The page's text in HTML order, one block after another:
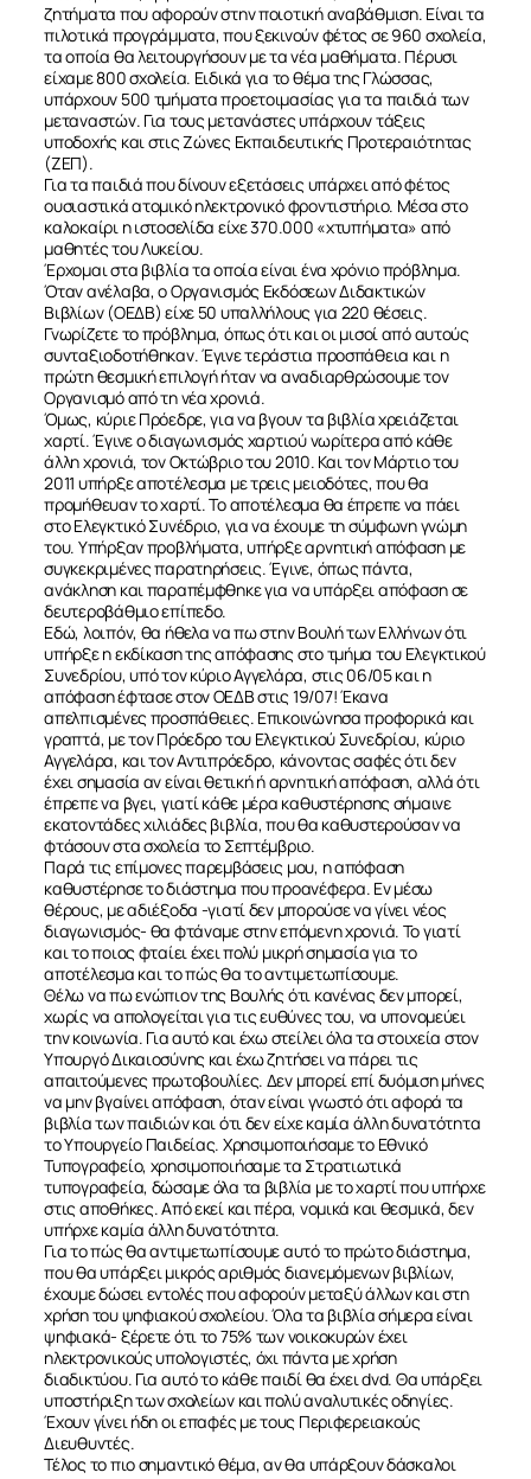
ζητήματα που αφορούν στην ποιοτική αναβάθμιση. Είναι τα
πιλοτικά προγράμματα, που ξεκινούν φέτος σε 960 σχολεία,
τα οποία θα λειτουργήσουν με τα νέα μαθήματα. Πέρυσι
είχαμε 800 σχολεία. Ειδικά για το θέμα της Γλώσσας,
υπάρχουν 500 τμήματα προετοιμασίας για τα παιδιά των
μεταναστών. Για τους μετανάστες υπάρχουν τάξεις
υποδοχής και στις Ζώνες Εκπαιδευτικής Προτεραιότητας
(ΖΕΠ).
Για τα παιδιά που δίνουν εξετάσεις υπάρχει από φέτος
ουσιαστικά ατομικό ηλεκτρονικό φροντιστήριο. Μέσα στο
καλοκαίρι η ιστοσελίδα είχε 370.000 «χτυπήματα» από
μαθητές του Λυκείου.
Έρχομαι στα βιβλία τα οποία είναι ένα χρόνιο πρόβλημα.
Όταν ανέλαβα, ο Οργανισμός Εκδόσεων Διδακτικών
Βιβλίων (ΟΕΔΒ) είχε 50 υπαλλήλους για 220 θέσεις.
Γνωρίζετε το πρόβλημα, όπως ότι και οι μισοί από αυτούς
συνταξιοδοτήθηκαν. Έγινε τεράστια προσπάθεια και η
πρώτη θεσμική επιλογή ήταν να αναδιαρθρώσουμε τον
Οργανισμό από τη νέα χρονιά.
Όμως, κύριε Πρόεδρε, για να βγουν τα βιβλία χρειάζεται
χαρτί. Έγινε ο διαγωνισμός χαρτιού νωρίτερα από κάθε
άλλη χρονιά, τον Οκτώβριο του 2010. Και τον Μάρτιο του
2011 υπήρξε αποτέλεσμα με τρεις μειοδότες, που θα
προμήθευαν το χαρτί. Το αποτέλεσμα θα έπρεπε να πάει
στο Ελεγκτικό Συνέδριο, για να έχουμε τη σύμφωνη γνώμη
του. Υπήρξαν προβλήματα, υπήρξε αρνητική απόφαση με
συγκεκριμένες παρατηρήσεις. Έγινε, όπως πάντα,
ανάκληση και παραπέμφθηκε για να υπάρξει απόφαση σε
δευτεροβάθμιο επίπεδο.
Εδώ, λοιπόν, θα ήθελα να πω στην Βουλή των Ελλήνων ότι
υπήρξε η εκδίκαση της απόφασης στο τμήμα του Ελεγκτικού
Συνεδρίου, υπό τον κύριο Αγγελάρα, στις 06/05 και η
απόφαση έφτασε στον ΟΕΔΒ στις 19/07! Έκανα
απελπισμένες προσπάθειες. Επικοινώνησα προφορικά και
γραπτά, με τον Πρόεδρο του Ελεγκτικού Συνεδρίου, κύριο
Αγγελάρα, και τον Αντιπρόεδρο, κάνοντας σαφές ότι δεν
έχει σημασία αν είναι θετική ή αρνητική απόφαση, αλλά ότι
έπρεπε να βγει, γιατί κάθε μέρα καθυστέρησης σήμαινε
εκατοντάδες χιλιάδες βιβλία, που θα καθυστερούσαν να
φτάσουν στα σχολεία το Σεπτέμβριο.
Παρά τις επίμονες παρεμβάσεις μου, η απόφαση
καθυστέρησε το διάστημα που προανέφερα. Εν μέσω
θέρους, με αδιέξοδα -γιατί δεν μπορούσε να γίνει νέος
διαγωνισμός- θα φτάναμε στην επόμενη χρονιά. Το γιατί
και το ποιος φταίει έχει πολύ μικρή σημασία για το
αποτέλεσμα και το πώς θα το αντιμετωπίσουμε.
Θέλω να πω ενώπιον της Βουλής ότι κανένας δεν μπορεί,
χωρίς να απολογείται για τις ευθύνες του, να υπονομεύει
την κοινωνία. Για αυτό και έχω στείλει όλα τα στοιχεία στον
Υπουργό Δικαιοσύνης και έχω ζητήσει να πάρει τις
απαιτούμενες πρωτοβουλίες. Δεν μπορεί επί δυόμιση μήνες
να μην βγαίνει απόφαση, όταν είναι γνωστό ότι αφορά τα
βιβλία των παιδιών και ότι δεν είχε καμία άλλη δυνατότητα
το Υπουργείο Παιδείας. Χρησιμοποιήσαμε το Εθνικό
Τυπογραφείο, χρησιμοποιήσαμε τα Στρατιωτικά
τυπογραφεία, δώσαμε όλα τα βιβλία με το χαρτί που υπήρχε
στις αποθήκες. Από εκεί και πέρα, νομικά και θεσμικά, δεν
υπήρχε καμία άλλη δυνατότητα.
Για το πώς θα αντιμετωπίσουμε αυτό το πρώτο διάστημα,
που θα υπάρξει μικρός αριθμός διανεμόμενων βιβλίων,
έχουμε δώσει εντολές που αφορούν μεταξύ άλλων και στη
χρήση του ψηφιακού σχολείου. Όλα τα βιβλία σήμερα είναι
ψηφιακά- ξέρετε ότι το 75% των νοικοκυρών έχει
ηλεκτρονικούς υπολογιστές, όχι πάντα με χρήση
διαδικτύου. Για αυτό το κάθε παιδί θα έχει dvd. Θα υπάρξει
υποστήριξη των σχολείων και πολύ αναλυτικές οδηγίες.
Έχουν γίνει ήδη οι επαφές με τους Περιφερειακούς
Διευθυντές.
Τέλος το πιο σημαντικό θέμα, αν θα υπάρξουν δάσκαλοι